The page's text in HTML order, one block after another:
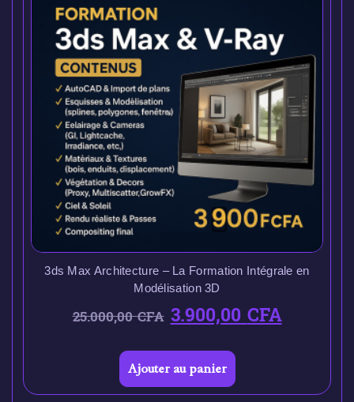
3ds Max Architecture – La Formation Intégrale en
Modélisation 3D
25.000,00CFA 3.900,00CFA
Ajouter au panier